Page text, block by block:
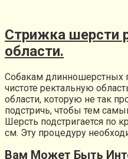
Стрижка шерсти
области.
Собакам длинношерстных
чистоте ректальную
области, которую не так
подстричь, чтобы тем
Шерсть подстригается по
см. Эту процедуру
Вам Может Быть